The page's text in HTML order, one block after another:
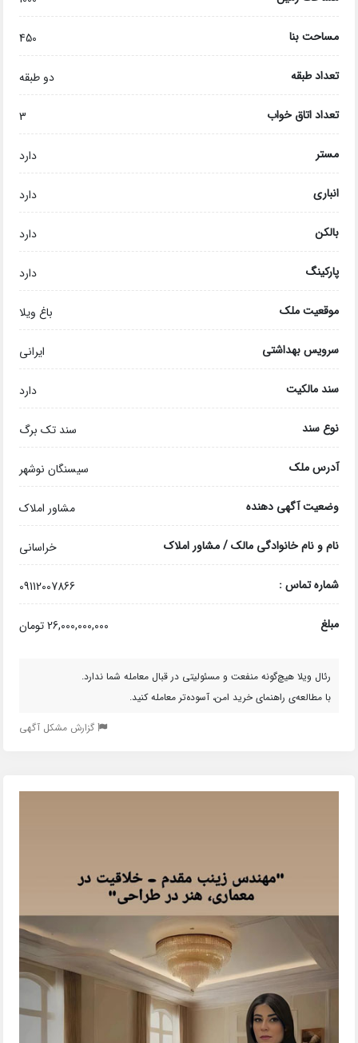
مساحت بنا 450
تعداد طبقه دو طبقه
تعداد اتاق خواب 3
مستر دارد
انباری دارد
بالکن دارد
پارکینگ دارد
موقعیت ملک باغ ویلا
سرویس بهداشتی ایرانی
سند مالکیت دارد
نوع سند سند تک برگ
آدرس ملک سیسنگان نوشهر
وضعیت آگهی دهنده مشاور املاک
نام و نام خانوادگی مالک / مشاور املاک خراسانی
شماره تماس : 09112007866
مبلغ 26,000,000,000 تومان
رئال ویلا هیچ‌گونه منفعت و مسئولیتی در قبال معامله شما ندارد.
با مطالعه‌ی راهنمای خرید امن، آسوده‌تر معامله کنید.
گزارش مشکل آگهی